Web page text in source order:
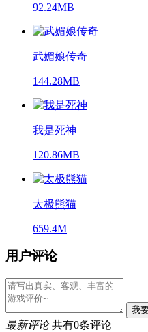
92.24MB
武媚娘传奇
144.28MB
我是死神
120.86MB
太极熊猫
659.4M
用户评论
我
最新评论 共有0条评论